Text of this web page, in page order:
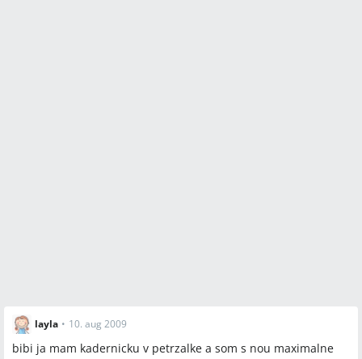
layla • 10. aug 2009
bibi ja mam kadernicku v petrzalke a som s nou maximalne